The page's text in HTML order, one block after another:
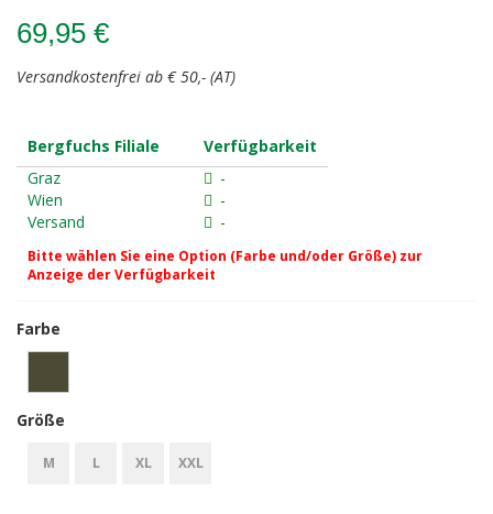
69,95 €
Versandkostenfrei ab € 50,- (AT)
Bergfuchs Filiale
Verfügbarkeit
Graz
-
Wien
-
Versand
-
Bitte wählen Sie eine Option (Farbe und/oder Größe) zur
Anzeige der Verfügbarkeit
Farbe
Größe
M L XL XXL